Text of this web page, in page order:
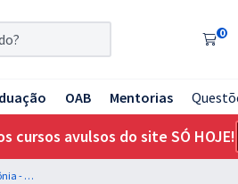
0
OAB Mentorias
cursos avulsos do site SÓ HOJE!
ALE RO - Assembleia Legislativa do Estado de Rondônia - Conhecimentos Básicos para os Cargos de Analista Legislativo